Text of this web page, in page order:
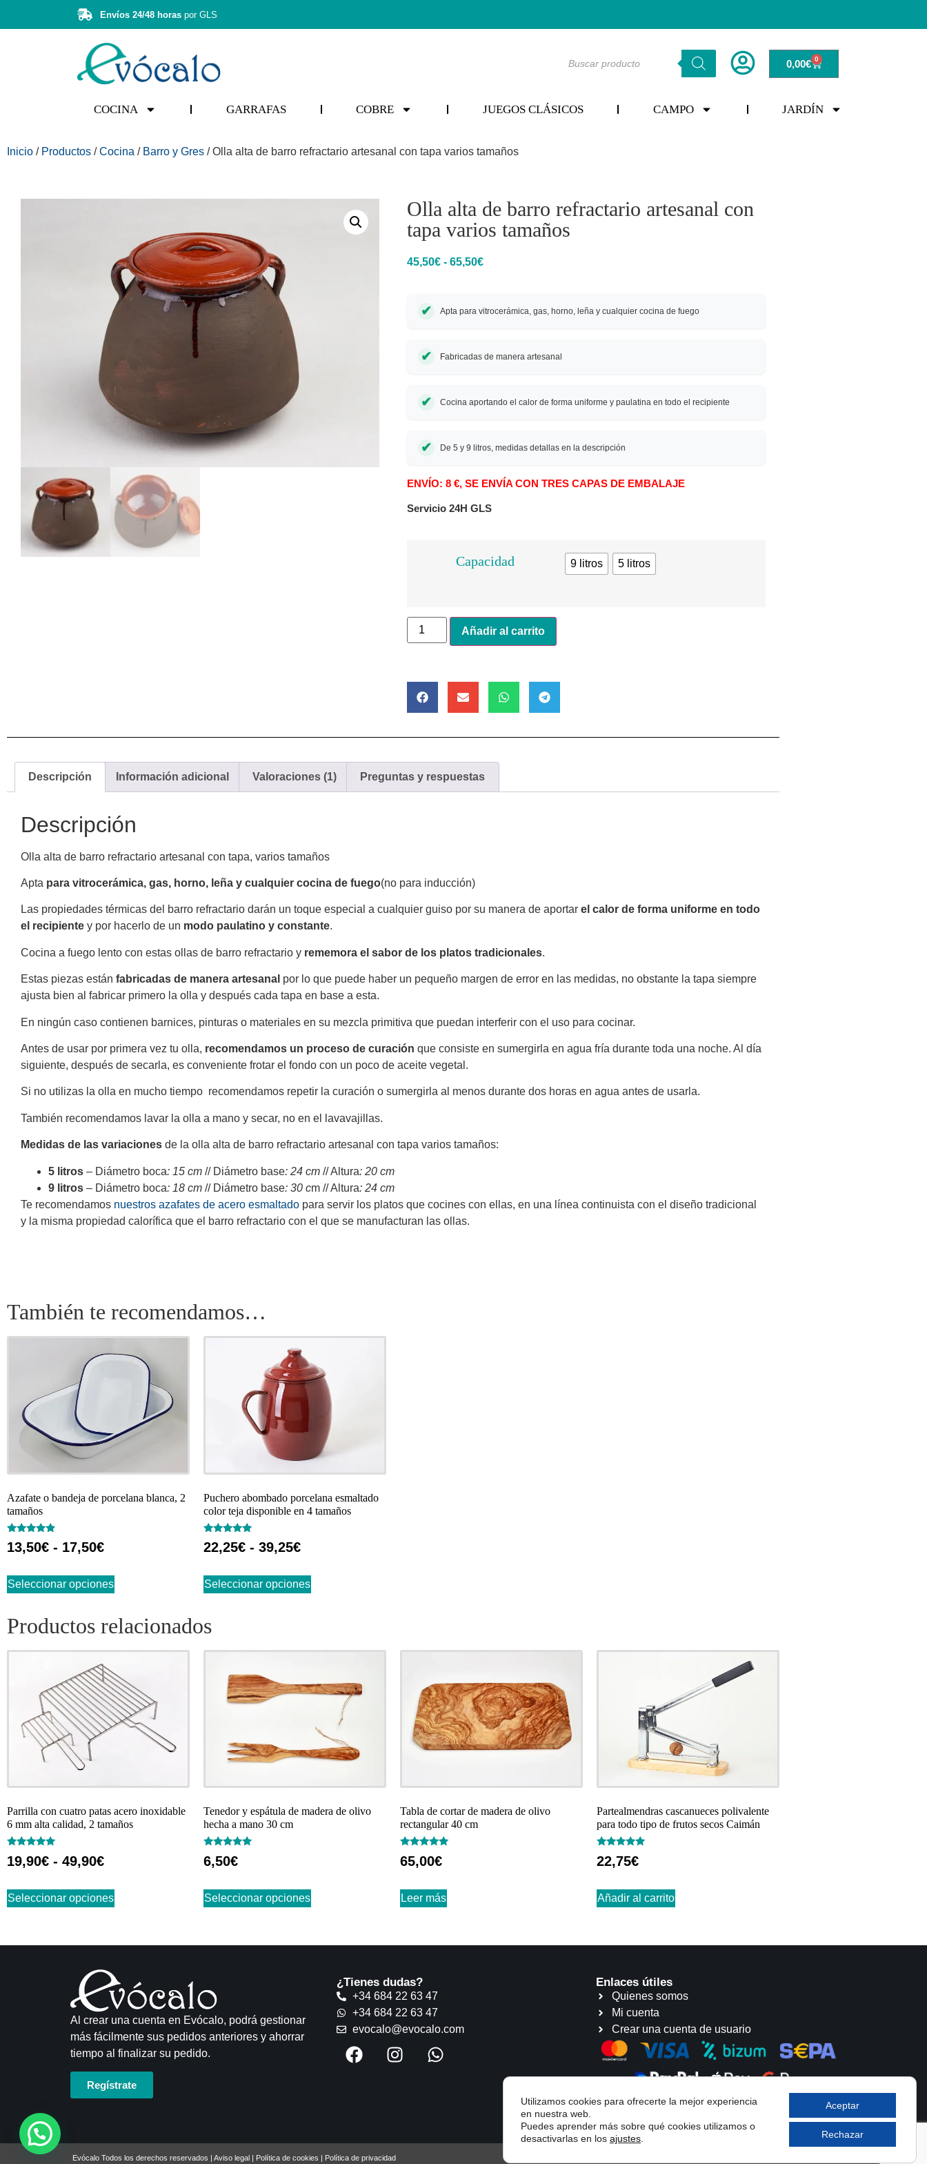
Envíos 24/48 horaspor GLS
0,00€ 0
COCINA GARRAFAS COBRE JUEGOS CLÁSICOS CAMPO JARDÍN
Inicio / Productos /Cocina / Barro y Gres / Olla alta de barro refractario artesanal con tapa varios tamaños
Olla alta de barro refractario artesanal con
tapa varios tamaños
45,50€ - 65,50€
Apta para vitrocerámica, gas, horno, leña y cualquier cocina de fuego
Fabricadas de manera artesanal
Cocina aportando el calor de forma uniforme y paulatina en todo el recipiente
De 5 y 9 litros, medidas detallas en la descripción
ENVÍO: 8 €, SE ENVÍA CON TRES CAPAS DE EMBALAJE
Servicio 24H GLS
Capacidad 9 litros 5 litros
Añadir al carrito
Descripción Información adicional Valoraciones (1) Preguntas y respuestas
Descripción
Olla alta de barro refractario artesanal con tapa, varios tamaños
Apta para vitrocerámica, gas, horno, leña y cualquier cocina de fuego(no para inducción)
Las propiedades térmicas del barro refractario darán un toque especial a cualquier guiso por su manera de aportar el calor de forma uniforme en todo
el recipiente y por hacerlo de un modo paulatino y constante.
Cocina a fuego lento con estas ollas de barro refractario y rememora el sabor de los platos tradicionales.
Estas piezas están fabricadas de manera artesanal por lo que puede haber un pequeño margen de error en las medidas, no obstante la tapa siempre
ajusta bien al fabricar primero la olla y después cada tapa en base a esta.
En ningún caso contienen barnices, pinturas o materiales en su mezcla primitiva que puedan interferir con el uso para cocinar.
Antes de usar por primera vez tu olla, recomendamos un proceso de curación que consiste en sumergirla en agua fría durante toda una noche. Al día
siguiente, después de secarla, es conveniente frotar el fondo con un poco de aceite vegetal.
Si no utilizas la olla en mucho tiempo recomendamos repetir la curación o sumergirla al menos durante dos horas en agua antes de usarla.
También recomendamos lavar la olla a mano y secar, no en el lavavajillas.
Medidas de las variaciones de la olla alta de barro refractario artesanal con tapa varios tamaños:
5 litros – Diámetro boca: 15 cm // Diámetro base: 24 cm // Altura: 20 cm
9 litros – Diámetro boca: 18 cm // Diámetro base: 30 cm // Altura: 24 cm
Te recomendamos nuestros azafates de acero esmaltado para servir los platos que cocines con ellas, en una línea continuista con el diseño tradicional
y la misma propiedad calorífica que el barro refractario con el que se manufacturan las ollas.
También te recomendamos…
Azafate o bandeja de porcelana blanca, 2
tamaños
Valorado
con
13,50€ - 17,50€
Seleccionar opciones
Puchero abombado porcelana esmaltado
color teja disponible en 4 tamaños
Valorado
con
22,25€ - 39,25€
Seleccionar opciones
Productos relacionados
Parrilla con cuatro patas acero inoxidable
6 mm alta calidad, 2 tamaños
Valorado
con
19,90€ - 49,90€
Seleccionar opciones
Tenedor y espátula de madera de olivo
hecha a mano 30 cm
Valorado
con
6,50€
Seleccionar opciones
Tabla de cortar de madera de olivo
rectangular 40 cm
Valorado
con
65,00€
Leer más
Partealmendras cascanueces polivalente
para todo tipo de frutos secos Caimán
Valorado
con
22,75€
Añadir al carrito
Al crear una cuenta en Evócalo, podrá gestionar
más fácilmente sus pedidos anteriores y ahorrar
tiempo al finalizar su pedido.
Regístrate
¿Tienes dudas?
+34 684 22 63 47
+34 684 22 63 47
evocalo@evocalo.com
Enlaces útiles
Quienes somos
Mi cuenta
Crear una cuenta de usuario
Evócalo Todos los derechos reservados | Aviso legal Política de cookies Política de privacidad
Utilizamos cookies para ofrecerte la mejor experiencia
en nuestra web.
Puedes aprender más sobre qué cookies utilizamos o
desactivarlas en los ajustes
Aceptar
Rechazar